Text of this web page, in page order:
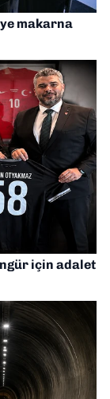
makarna
için adalet